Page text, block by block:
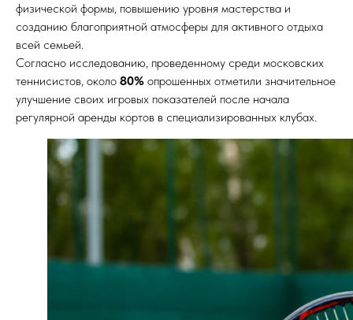
физической формы, повышению уровня мастерства и
созданию благоприятной атмосферы для активного отдыха
всей семьей.
Согласно исследованию, проведенному среди московских
теннисистов, около 80% опрошенных отметили значительное
улучшение своих игровых показателей после начала
регулярной аренды кортов в специализированных клубах.